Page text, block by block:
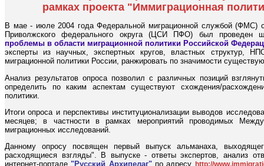
рамках проекта "Иммиграционная
В мае - июле 2004 года Федеральной миграционной службой (ФМС)
Приволжского федерального округа (ЦСИ ПФО) был проведен
проблемы в области миграционной политики Российской
эксперты из научных, экспертных кругов, властных структур,
миграционной политики России, ранжировать по значимости
Анализ результатов опроса позволил с различных позиций
определить по каким аспектам существуют схождения/
политики.
Итоги опроса и перспективы институционализации выводов
месяцев; в частности в рамках мероприятий проводимых
миграционных исследований.
Данному опросу посвящен первый выпуск альманаха,
расходящиеся взгляды". В выпуске - ответы экспертов, анализ
интернет-портале "Русский Архипелаг"по адресу